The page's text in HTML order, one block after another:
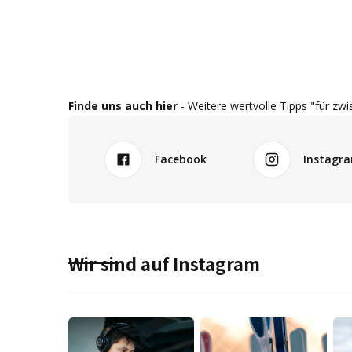
Finde uns auch hier - Weitere wertvolle Tipps "für
Facebook
Wir sind auf Instagram